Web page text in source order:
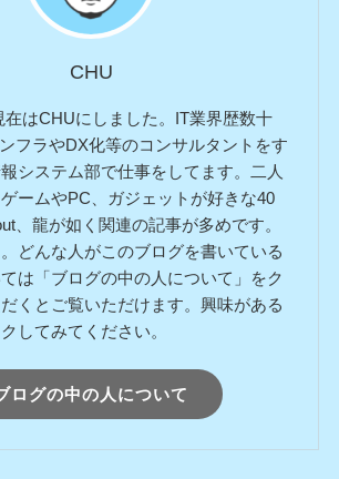
CHU
在はCHUにしました。IT業界歴数十
フラやDX化等のコンサルタントをす
システム部で仕事をしてます。二人
ームやPC、ガジェットが好きな40
、龍が如く関連の記事が多めです。
どんな人がこのブログを書いている
は「ブログの中の人について」をク
くとご覧いただけます。興味がある
してみてください。
ログの中の人について